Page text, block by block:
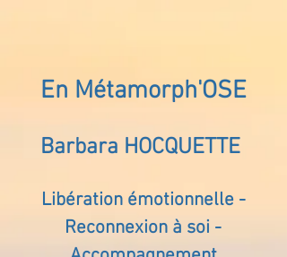
En Métamorph'OSE
Barbara HOCQUETTE
Libération émotionnelle -
Reconnexion à soi -